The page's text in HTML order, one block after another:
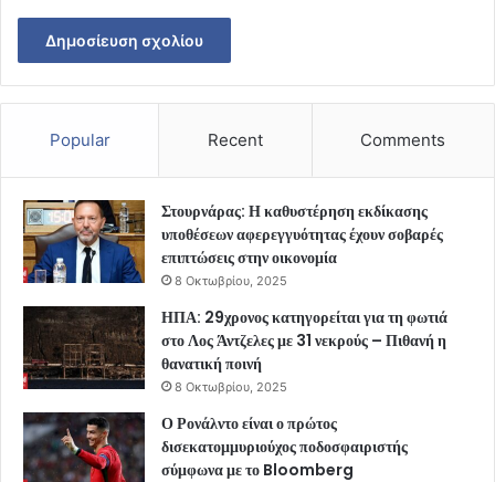
Popular Recent Comments
Στουρνάρας: Η καθυστέρηση εκδίκασης
υποθέσεων αφερεγγυότητας έχουν σοβαρές
επιπτώσεις στην οικονομία
8 Οκτωβρίου, 2025
ΗΠΑ: 29χρονος κατηγορείται για τη φωτιά
στο Λος Άντζελες με 31 νεκρούς – Πιθανή η
θανατική ποινή
8 Οκτωβρίου, 2025
Ο Ρονάλντο είναι ο πρώτος
δισεκατομμυριούχος ποδοσφαιριστής
σύμφωνα με το Bloomberg